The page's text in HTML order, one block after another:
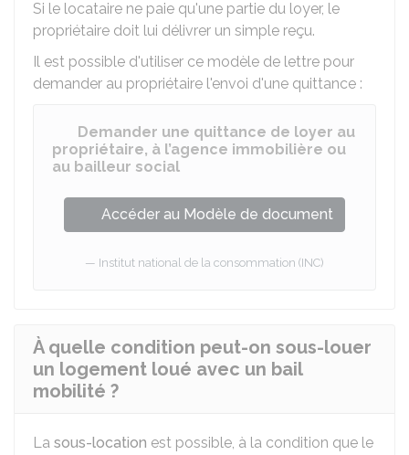
Si le locataire ne paie qu'une partie du loyer, le
propriétaire doit lui délivrer un simple reçu.
Il est possible d'utiliser ce modèle de lettre pour
demander au propriétaire l'envoi d'une quittance :
Demander une quittance de loyer au
propriétaire, à l’agence immobilière ou
au bailleur social
Accéder au Modèle de document
Institut national de la consommation (INC)
À quelle condition peut-on sous-louer
un logement loué avec un bail
mobilité ?
La sous-location est possible, à la condition que le